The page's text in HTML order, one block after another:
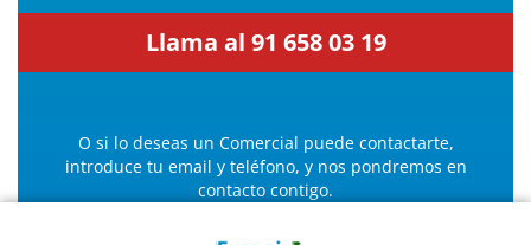
Llama al 91 658 03 19
O si lo deseas un Comercial puede contactarte,
introduce tu email y teléfono, y nos pondremos en
contacto contigo.